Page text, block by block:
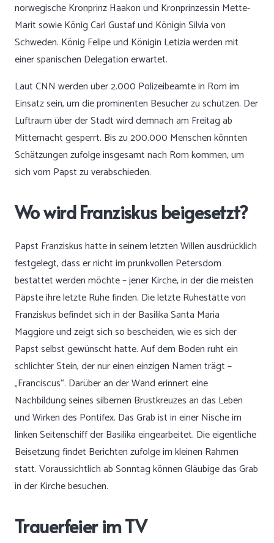
norwegische Kronprinz Haakon und Kronprinzessin Mette-
Marit sowie König Carl Gustaf und Königin Silvia von
Schweden. König Felipe und Königin Letizia werden mit
einer spanischen Delegation erwartet.
Laut CNN werden über 2.000 Polizeibeamte in Rom im
Einsatz sein, um die prominenten Besucher zu schützen. Der
Luftraum über der Stadt wird demnach am Freitag ab
Mitternacht gesperrt. Bis zu 200.000 Menschen könnten
Schätzungen zufolge insgesamt nach Rom kommen, um
sich vom Papst zu verabschieden.
Wo wird Franziskus beigesetzt?
Papst Franziskus hatte in seinem letzten Willen ausdrücklich
festgelegt, dass er nicht im prunkvollen Petersdom
bestattet werden möchte – jener Kirche, in der die meisten
Päpste ihre letzte Ruhe finden. Die letzte Ruhestätte von
Franziskus befindet sich in der Basilika Santa Maria
Maggiore und zeigt sich so bescheiden, wie es sich der
Papst selbst gewünscht hatte. Auf dem Boden ruht ein
schlichter Stein, der nur einen einzigen Namen trägt –
„Franciscus“. Darüber an der Wand erinnert eine
Nachbildung seines silbernen Brustkreuzes an das Leben
und Wirken des Pontifex. Das Grab ist in einer Nische im
linken Seitenschiff der Basilika eingearbeitet. Die eigentliche
Beisetzung findet Berichten zufolge im kleinen Rahmen
statt. Voraussichtlich ab Sonntag können Gläubige das Grab
in der Kirche besuchen.
Trauerfeier im TV